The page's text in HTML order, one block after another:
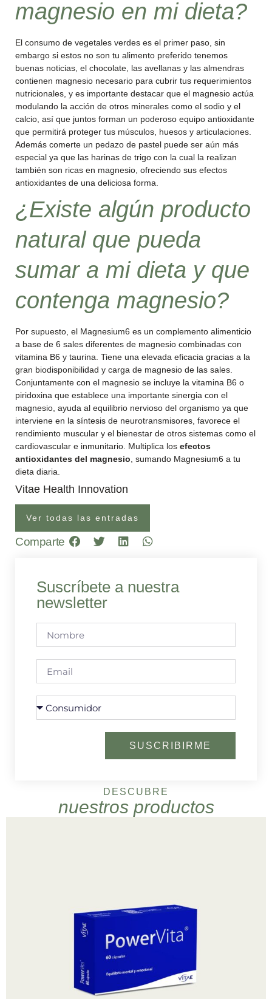
magnesio en mi dieta?
El consumo de vegetales verdes es el primer paso, sin
embargo si estos no son tu alimento preferido tenemos
buenas noticias, el chocolate, las avellanas y las almendras
contienen magnesio necesario para cubrir tus requerimientos
nutricionales, y es importante destacar que el magnesio actúa
modulando la acción de otros minerales como el sodio y el
calcio, así que juntos forman un poderoso equipo antioxidante
que permitirá proteger tus músculos, huesos y articulaciones.
Además comerte un pedazo de pastel puede ser aún más
especial ya que las harinas de trigo con la cual la realizan
también son ricas en magnesio, ofreciendo sus efectos
antioxidantes de una deliciosa forma.
¿Existe algún producto
natural que pueda
sumar a mi dieta y que
contenga magnesio?
Por supuesto, el Magnesium6 es un complemento alimenticio
a base de 6 sales diferentes de magnesio combinadas con
vitamina B6 y taurina. Tiene una elevada eficacia gracias a la
gran biodisponibilidad y carga de magnesio de las sales.
Conjuntamente con el magnesio se incluye la vitamina B6 o
piridoxina que establece una importante sinergia con el
magnesio, ayuda al equilibrio nervioso del organismo ya que
interviene en la síntesis de neurotransmisores, favorece el
rendimiento muscular y el bienestar de otros sistemas como el
cardiovascular e inmunitario. Multiplica los efectos
antioxidantes del magnesio , sumando Magnesium6 a tu
dieta diaria.
Vitae Health Innovation
Ver todas las entradas
Comparte
Suscríbete a nuestra
newsletter
SUSCRIBIRME
DESCUBRE
nuestros productos